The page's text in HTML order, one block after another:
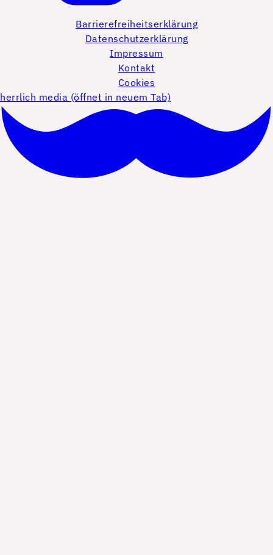
Barrierefreiheitserklärung
Datenschutzerklärung
Impressum
Kontakt
Cookies
herrlich media (öffnet in neuem Tab)